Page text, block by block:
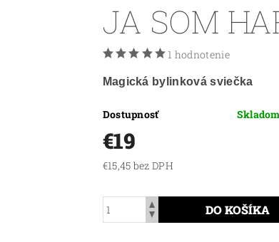
JA SOM
1 hodnotenie
Magická bylinková sviečka
Dostupnosť Skladom
€19
€15,45 bez DPH